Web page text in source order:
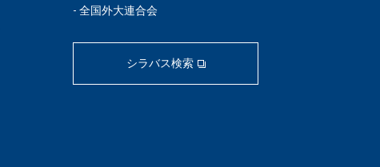
全国外大連合会
シラバス検索